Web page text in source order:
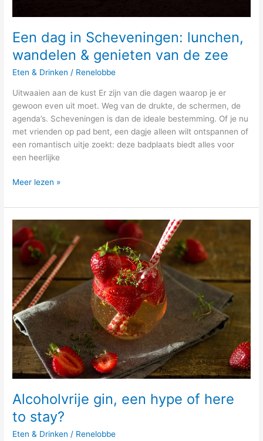
Een dag in Scheveningen: lunchen,
wandelen & genieten van de zee
Eten & Drinken / Renelobbe
Uitwaaien aan de kust Er zijn van die dagen waarop je er
gewoon even uit moet. Weg van de drukte, de schermen, de
agenda’s. Scheveningen is dan de ideale bestemming. Of je nu
met vrienden op pad bent, een dagje alleen wilt ontspannen of
een romantisch uitje zoekt: deze badplaats biedt alles voor
een heerlijke
Meer lezen »
Alcoholvrije gin, een hype of here
to stay?
Eten & Drinken / Renelobbe
Alcoholvrije
gin,
een
of
here
to
stay?